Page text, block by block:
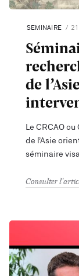
SEMINAIRE
de
Le CRCAO
de l’Asie
séminaire
Consulter